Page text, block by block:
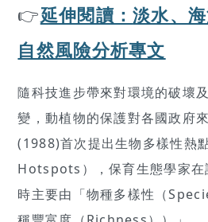
👉延伸閱讀：淡水、
自然風險分析專文
隨科技進步帶來對環境的破壞
變，動植物的保護對各國政府
(1988)首次提出生物多樣性
Hotspots），保育生態學家在
時主要由「物種多樣性（